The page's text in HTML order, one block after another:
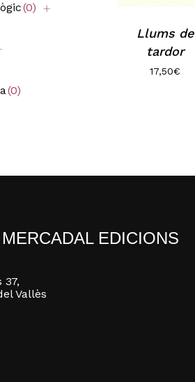
(0)
(0)
Llums de
tardor
17,50€
EDICIONS
37,
Vallès